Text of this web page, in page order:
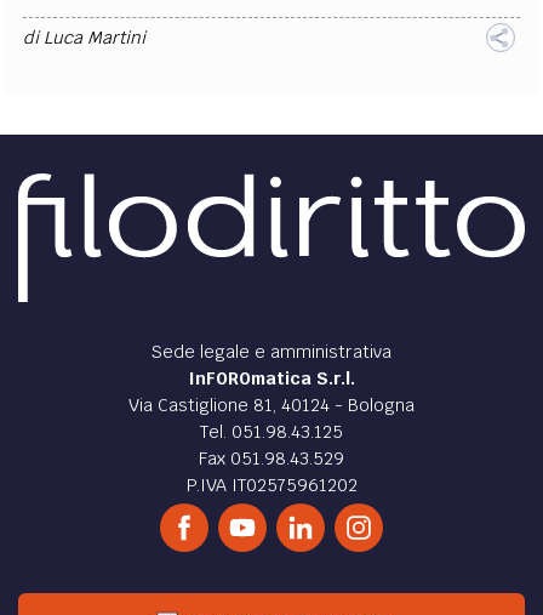
diLuca Martini
Fucilazione
Festeggiamo la liberazione e il 25 aprile con una poesia
struggente e bellissima di Gianni Rodari dal titolo
"Fucilazione".
Luca Martini
Leo Longanesi, personalità insieme popolare e
sofisticata, seppe fondere il gusto per la tradizione con un
atteggiamento intellettuale anticonformista
Marcello Marchesi, gli aforismi più